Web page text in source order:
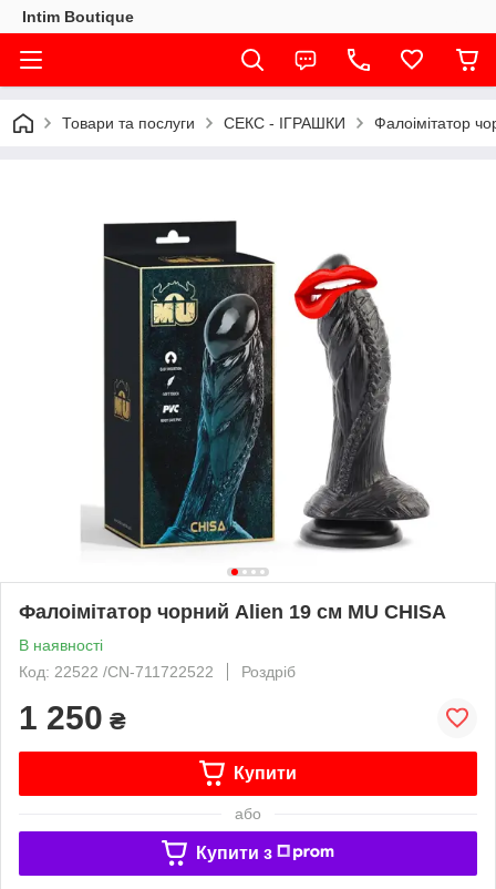
Intim Boutique
Товари та послуги СЕКС - ІГРАШКИ Фалоімітатор
Фалоімітатор чорний Alien 19 см MU CHISA
В наявності
Код: 22522 /CN-711722522
Роздріб
1 250 ₴
Купити
або
Купити з